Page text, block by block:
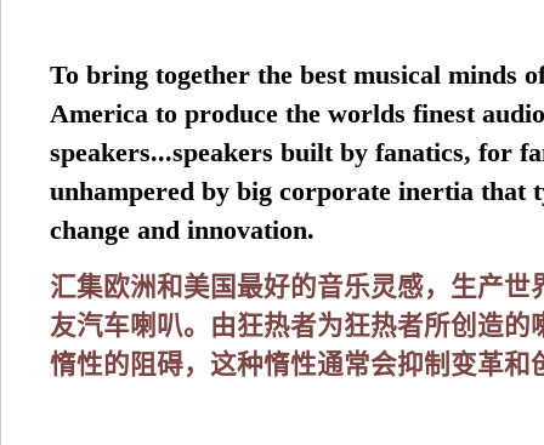
To bring together the best musical minds
America to produce the worlds finest
speakers...speakers built by fanatics, for
unhampered by big corporate inertia that
change and innovation.
汇集欧洲和美国最好的音乐灵感，生产世
友汽车喇叭。由狂热者为狂热者所创造的
惰性的阻碍，这种惰性通常会抑制变革和